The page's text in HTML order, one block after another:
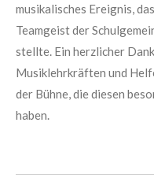
musikalisches Ereignis,
Teamgeist der
stellte. Ein herzlicher
Musiklehrkräften und
der Bühne, die diesen
haben.